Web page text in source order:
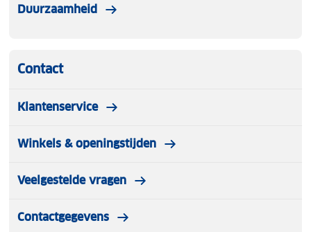
Duurzaamheid
Contact
Klantenservice
Winkels & openingstijden
Veelgestelde vragen
Contactgegevens